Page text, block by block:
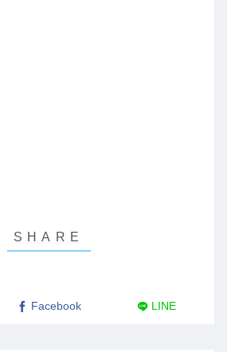
Facebook LINE